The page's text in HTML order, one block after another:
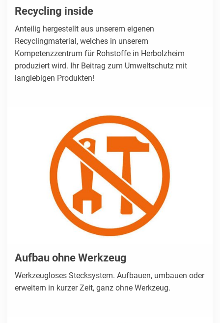
Recycling inside
Anteilig hergestellt aus unserem eigenen
Recyclingmaterial, welches in unserem
Kompetenzzentrum für Rohstoffe in Herbolzheim
produziert wird. Ihr Beitrag zum Umweltschutz mit
langlebigen Produkten!
Aufbau ohne Werkzeug
Werkzeugloses Stecksystem. Aufbauen, umbauen oder
erweitern in kurzer Zeit, ganz ohne Werkzeug.